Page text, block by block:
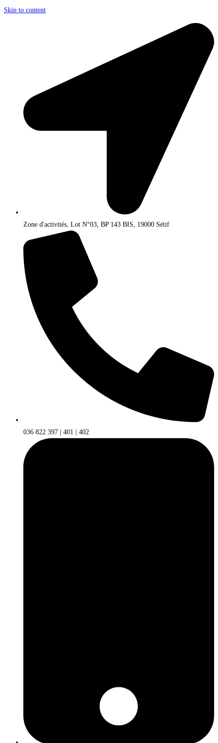
Skip to content
Zone d'activités, Lot N°03, BP 143 BIS, 19000 Sétif
036 822 397 | 401 | 402